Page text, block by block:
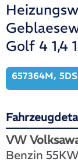
Golf 4 1,4
657364M,
VW
Benzin